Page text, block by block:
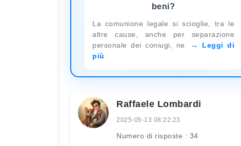
beni?
La comunione legale si scioglie, tra le
altre cause, anche per separazione
personale dei coniugi, ne
Leggi di
più
Raffaele Lombardi
2025-05-13 08:22:23
Numero di risposte : 34